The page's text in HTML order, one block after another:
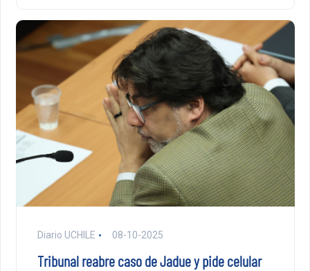
Diario UCHILE 08-10-2025
Tribunal reabre caso de Jadue y pide celular